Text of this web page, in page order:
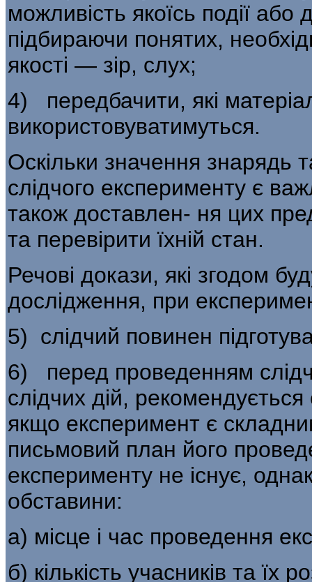
можливість якоїсь події або
підбираючи понятих,
якості — зір, слух;
4) передбачити, які
вико­ристовуватимуться.
Оскільки значення знарядь
слідчого експерименту є
також доставлен- ня цих
та перевірити їхній стан.
Речові докази, які згодом
досліджен­ня, при
5) слідчий повинен
6) перед проведенням
слідчих дій,
якщо експеримент є
письмовий план його
експерименту не існує,
обставини:
а) місце і час проведення
б) кількість учасників та їх